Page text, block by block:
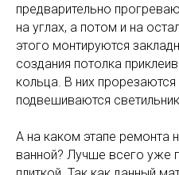
предварительно
на углах, а потом и на
этого монтируются
создания потолка
кольца. В них прорезаются
подвешиваются
А на каком этапе ремонта
ванной? Лучше всего уже